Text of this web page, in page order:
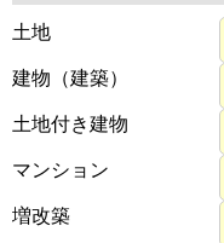
土地
建物（建築）
土地付き建物
マンション
増改築